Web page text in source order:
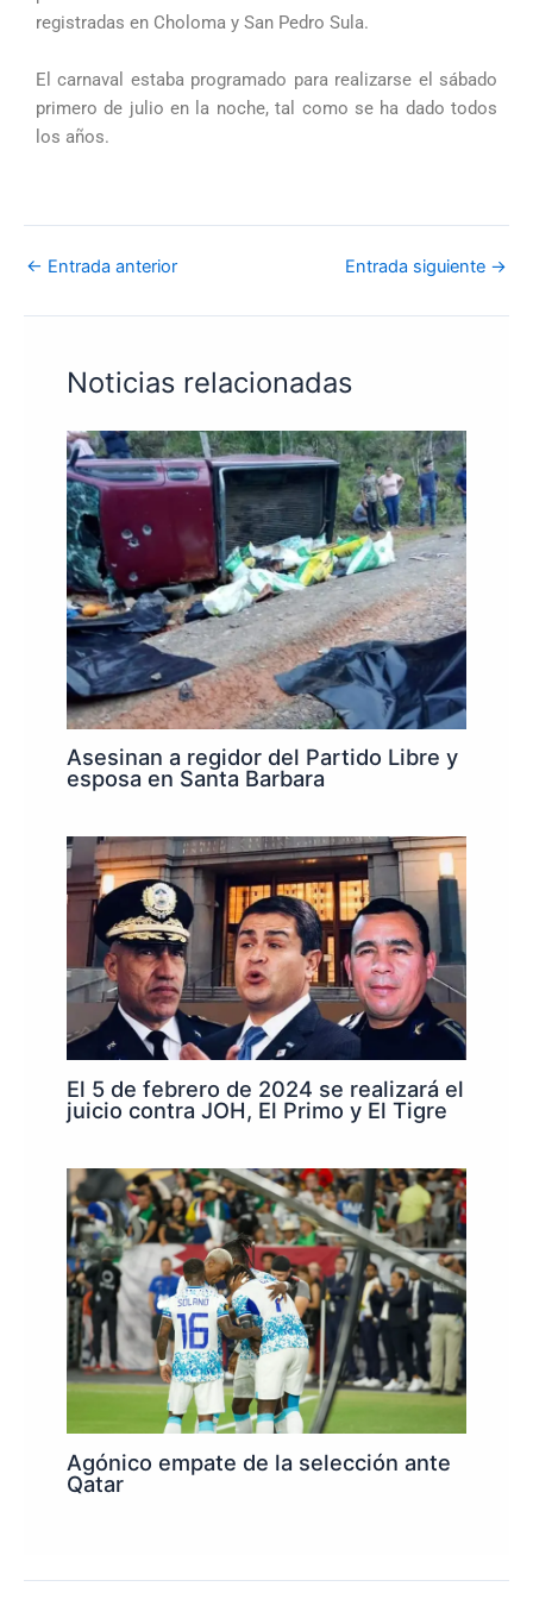
registradas en Choloma y San Pedro Sula.
El carnaval estaba programado para realizarse el sábado
primero de julio en la noche, tal como se ha dado todos
los años.
← Entrada anterior Entrada siguiente →
Noticias relacionadas
Asesinan a regidor del Partido Libre y
esposa en Santa Barbara
El 5 de febrero de 2024 se realizará el
juicio contra JOH, El Primo y El Tigre
Agónico empate de la selección ante
Qatar